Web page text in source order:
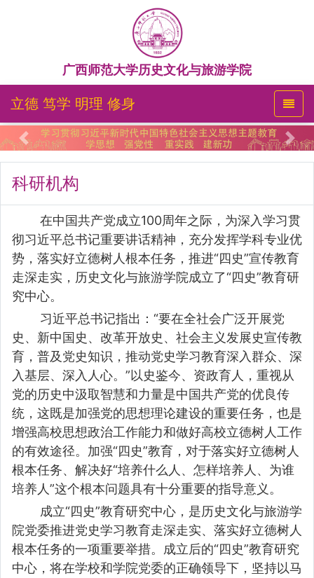
广西师范大学历史文化与旅游学院
立德 笃学 明理 修身
Previous Next
科研机构
在中国共产党成立100周年之际，为深入学习贯
彻习近平总书记重要讲话精神，充分发挥学科专业优
势，落实好立德树人根本任务，推进“四史”宣传教育
走深走实，历史文化与旅游学院成立了“四史”教育研
究中心。
习近平总书记指出：“要在全社会广泛开展党
史、新中国史、改革开放史、社会主义发展史宣传教
育，普及党史知识，推动党史学习教育深入群众、深
入基层、深入人心。”以史鉴今、资政育人，重视从
党的历史中汲取智慧和力量是中国共产党的优良传
统，这既是加强党的思想理论建设的重要任务，也是
增强高校思想政治工作能力和做好高校立德树人工作
的有效途径。加强“四史”教育，对于落实好立德树人
根本任务、解决好“培养什么人、怎样培养人、为谁
培养人”这个根本问题具有十分重要的指导意义。
成立“四史”教育研究中心，是历史文化与旅游学
院党委推进党史学习教育走深走实、落实好立德树人
根本任务的一项重要举措。成立后的“四史”教育研究
中心，将在学校和学院党委的正确领导下，坚持以马